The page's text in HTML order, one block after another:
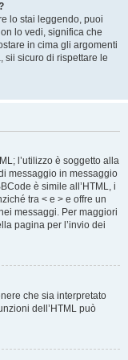
lo stai leggendo, puoi
lo vedi, significa che
in cima gli argomenti
sii sicuro di rispettare le
l’utilizzo è soggetto alla
messaggio in messaggio
è simile all’HTML, i
tra < e > e offre un
messaggi. Per maggiori
pagina per l’invio dei
che sia interpretato
dell’HTML può